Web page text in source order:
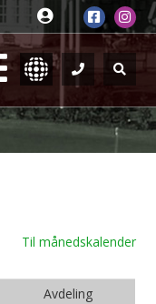
Til månedskalender
Avdeling